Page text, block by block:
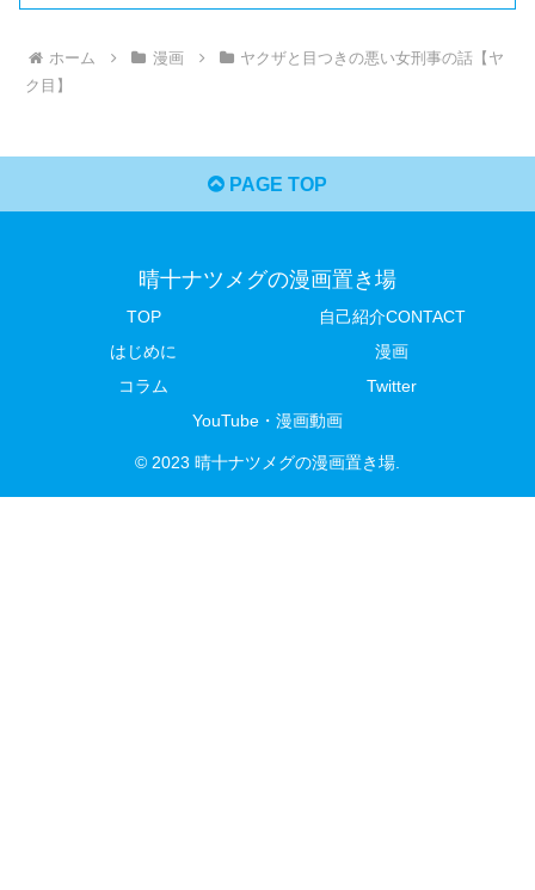
ホーム 漫画
ヤクザと目つきの悪い女刑事の話【ヤ
ク目】
PAGE TOP
晴十ナツメグの漫画置き場
TOP
自己紹介CONTACT
はじめに
漫画
コラム
Twitter
YouTube・漫画動画
© 2023 晴十ナツメグの漫画置き場.